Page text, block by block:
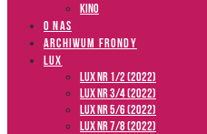
Kino
O NAS
ARCHIWUM FRONDY
LUX
LUX NR 1/2 (2022)
LUX NR 3/4 (2022)
LUX NR 5/6 (2022)
LUX NR 7/8 (2022)